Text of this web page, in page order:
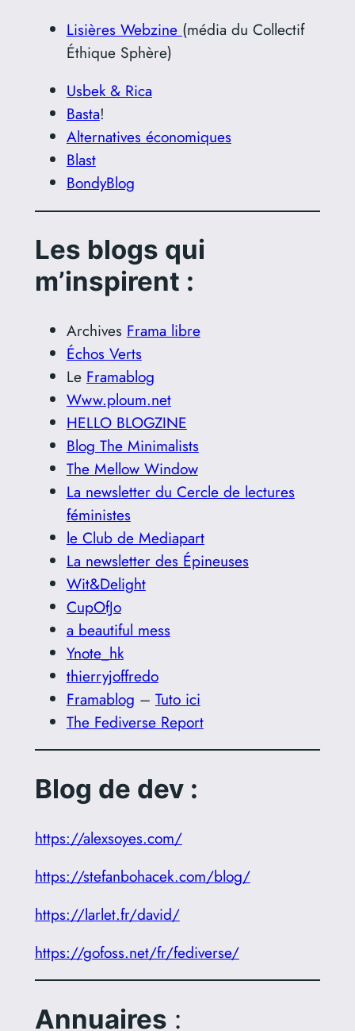
Lisières Webzine (média du Collectif
Éthique Sphère)
Usbek & Rica
Basta!
Alternatives économiques
Blast
BondyBlog
Les blogs qui
m’inspirent :
Archives Frama libre
Échos Verts
Le Framablog
Www.ploum.net
HELLO BLOGZINE
Blog The Minimalists
The Mellow Window
La newsletter du Cercle de lectures
féministes
le Club de Mediapart
La newsletter des Épineuses
Wit&Delight
CupOfJo
a beautiful mess
Ynote_hk
thierryjoffredo
Framablog – Tuto ici
The Fediverse Report
Blog de dev :
https://alexsoyes.com/
https://stefanbohacek.com/blog/
https://larlet.fr/david/
https://gofoss.net/fr/fediverse/
Annuaires :